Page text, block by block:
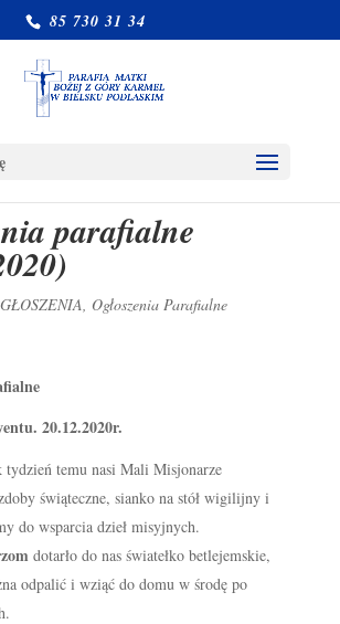
85 730 31 34
parafialne
, Ogłoszenia Parafialne
20.12.2020r.
tydzień temu nasi Mali Misjonarze
świąteczne, sianko na stół wigilijny i
do wsparcia dzieł misyjnych.
dotarło do nas światełko betlejemskie,
odpalić i wziąć do domu w środę po